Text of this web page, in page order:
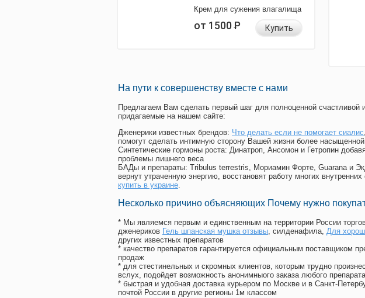
Крем для сужения влагалища
от 1500Р Купить
На пути к совершенству вместе с нами
Предлагаем Вам сделать первый шаг для полноценной счастливой
придагаемые на нашем сайте:
Дженерики известных брендов: Что делать если не помогает сиалис
помогут сделать интимную сторону Вашей жизни более
Синтетические гормоны роста: Динатроп, Ансомон и Гетропин
проблемы лишнего веса
БАДы и препараты: Tribulus terrestris, Мориамин Форте, Guarana и
вернут утраченную энергию, восстановят работу многих
купить в украине.
Несколько причино объясняющих Почему нужно
* Мы являемся первым и единственным на территории России
дженериков Гель шпанская мушка отзывы, силденафила, Для
других известных препаратов
* качество препаратов гарантируется официальным поставщиком
продаж
* для стестинельных и скромных клиентов, которым трудно
вслух, подойдет возможность анонимныого заказа любого
* быстрая и удобная доставка курьером по Москве и в Санкт-
почтой России в другие регионы 1м классом